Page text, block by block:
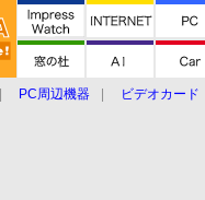
PC周辺機器
ビデオカード